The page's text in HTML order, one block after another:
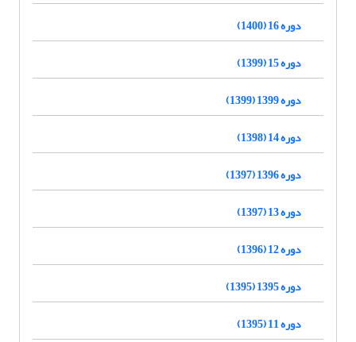
دوره 16 (1400)
دوره 15 (1399)
دوره 1399 (1399)
دوره 14 (1398)
دوره 1396 (1397)
دوره 13 (1397)
دوره 12 (1396)
دوره 1395 (1395)
دوره 11 (1395)